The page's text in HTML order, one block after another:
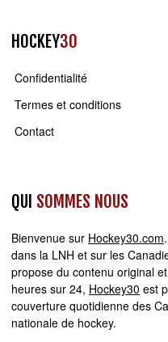
HOCKEY30
Confidentialité
Termes et conditions
Contact
QUI SOMMES NOUS
Bienvenue sur Hockey30.com
dans la LNH et sur les
propose du contenu original
heures sur 24, Hockey30 est
couverture quotidienne des
nationale de hockey.